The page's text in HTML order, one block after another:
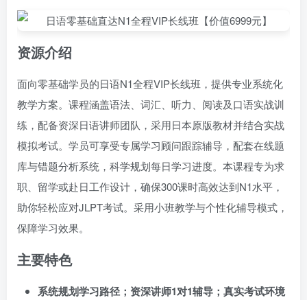
资源介绍
面向零基础学员的日语N1全程VIP长线班，提供专业系统化
教学方案。课程涵盖语法、词汇、听力、阅读及口语实战训
练，配备资深日语讲师团队，采用日本原版教材并结合实战
模拟考试。学员可享受专属学习顾问跟踪辅导，配套在线题
库与错题分析系统，科学规划每日学习进度。本课程专为求
职、留学或赴日工作设计，确保300课时高效达到N1水平，
助你轻松应对JLPT考试。采用小班教学与个性化辅导模式，
保障学习效果。
主要特色
系统规划学习路径；资深讲师1对1辅导；真实考试环境